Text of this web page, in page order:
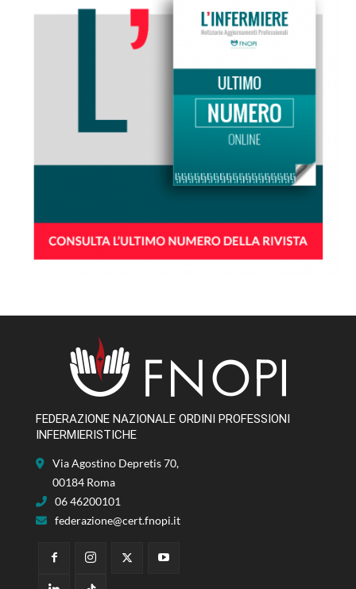
FEDERAZIONE NAZIONALE ORDINI PROFESSIONI
INFERMIERISTICHE
Via Agostino Depretis 70,
00184 Roma
06 46200101
federazione@cert.fnopi.it